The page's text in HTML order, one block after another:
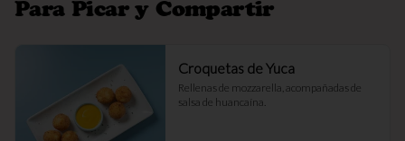
Para Picar y Compartir
Croquetas de Yuca
Rellenas de mozzarella, acompañadas de
salsa de huancaína.